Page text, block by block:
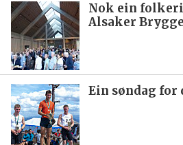
Nok ein
Alsaker Brygge
Ein søndag for